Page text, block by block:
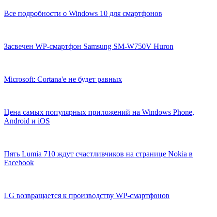
Все подробности о Windows 10 для смартфонов
Засвечен WP-смартфон Samsung SM-W750V Huron
Microsoft: Cortana'е не будет равных
Цена самых популярных приложений на Windows Phone,
Android и iOS
Пять Lumia 710 ждут счастливчиков на странице Nokia в
Facebook
LG возвращается к производству WP-смартфонов